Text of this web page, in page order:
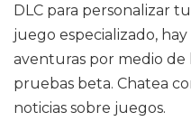
DLC para personalizar
juego especializado,
aventuras por medio de
pruebas beta. Chatea
noticias sobre juegos.